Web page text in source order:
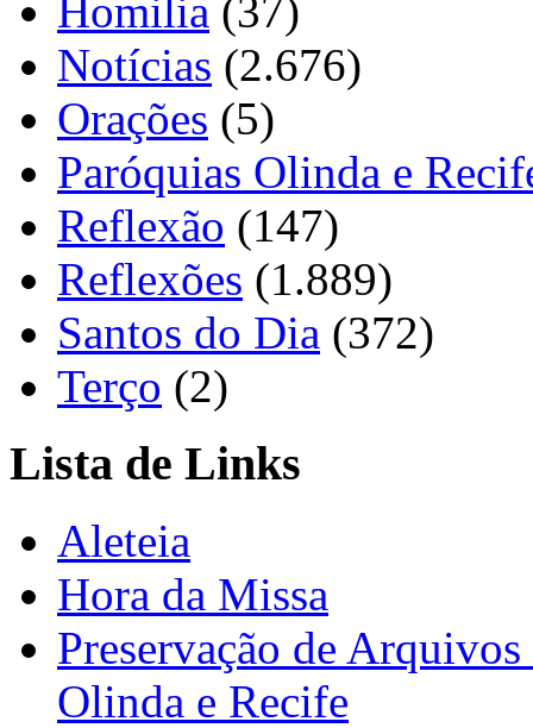
Homilia (37)
Notícias (2.676)
Orações (5)
Paróquias Olinda e
Reflexão (147)
Reflexões (1.889)
Santos do Dia (372)
Terço (2)
Lista de Links
Aleteia
Hora da Missa
Preservação de
Olinda e Recife